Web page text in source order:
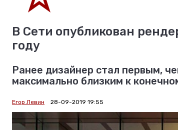
В Сети опубликован
году
Ранее дизайнер стал первым,
максимально близким к
Егор Левин 28-09-2019 19:55